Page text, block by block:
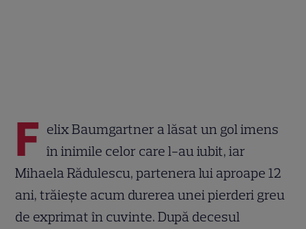
F elix Baumgartner a lăsat un gol imens
în inimile celor care l-au iubit, iar
Mihaela Rădulescu, partenera lui aproape 12
ani, trăiește acum durerea unei pierderi greu
de exprimat în cuvinte. După decesul